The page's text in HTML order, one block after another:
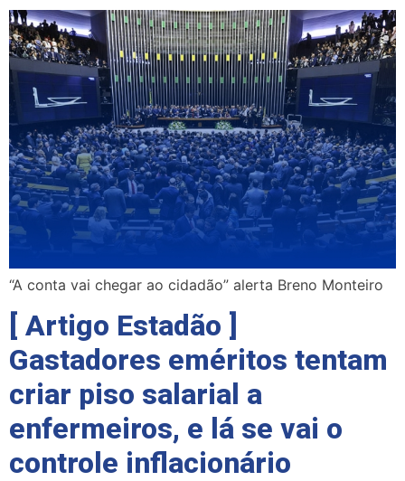
“A conta vai chegar ao cidadão” alerta Breno Monteiro
[ Artigo Estadão ]
Gastadores eméritos tentam
criar piso salarial a
enfermeiros, e lá se vai o
controle inflacionário